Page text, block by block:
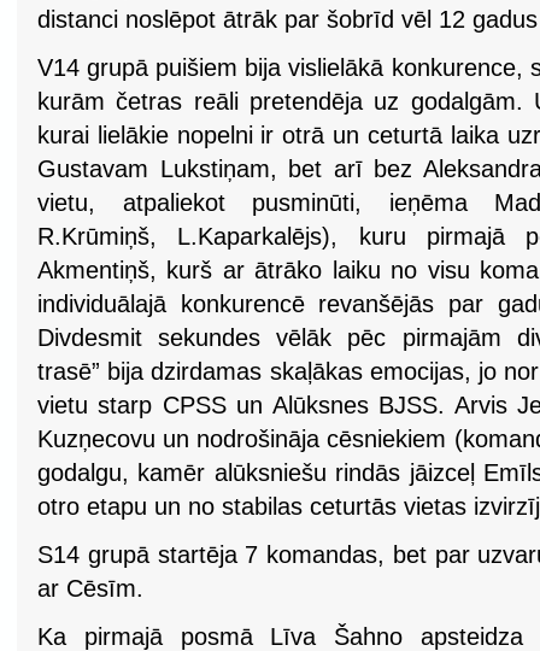
distanci noslēpot ātrāk par šobrīd vēl 12
V14 grupā puišiem bija vislielākā konkurence,
kurām četras reāli pretendēja uz godalgām.
kurai lielākie nopelni ir otrā un ceturtā laika
Gustavam Lukstiņam, bet arī bez
vietu, atpaliekot pusminūti, ieņēma
R.Krūmiņš, L.Kaparkalējs), kuru pirmajā
Akmentiņš, kurš ar ātrāko laiku no visu
individuālajā konkurencē revanšējās par
Divdesmit sekundes vēlāk pēc pirmajām
trasē” bija dzirdamas skaļākas emocijas, jo
vietu starp CPSS un Alūksnes BJSS. Arvis
Kuzņecovu un nodrošināja cēsniekiem
godalgu, kamēr alūksniešu rindās jāizceļ
otro etapu un no stabilas ceturtās vietas
S14 grupā startēja 7 komandas, bet par
ar Cēsīm.
Ka pirmajā posmā Līva Šahno apsteidza